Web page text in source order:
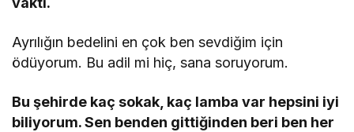
Ayrılığın bedelini en çok ben sevdiğim için
ödüyorum. Bu adil mi hiç, sana soruyorum.
Bu şehirde kaç sokak, kaç lamba var hepsini iyi
biliyorum. Sen benden gittiğinden beri ben her